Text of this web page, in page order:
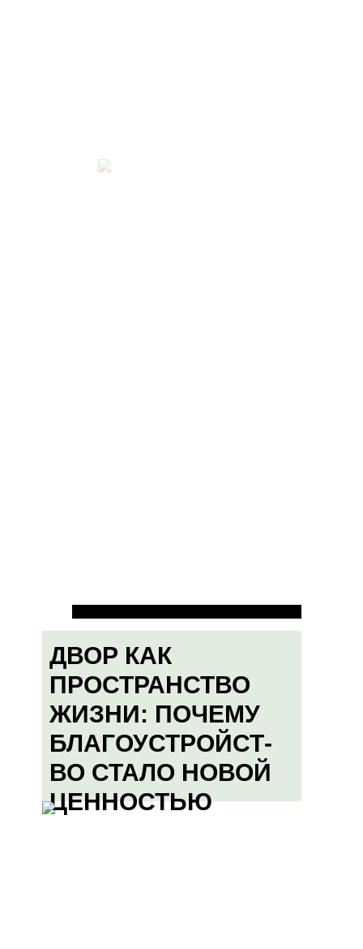
ДВОР КАК
ПРОСТРАНСТВО
ЖИЗНИ: ПОЧЕМУ
БЛАГОУСТРОЙСТ-
ВО СТАЛО НОВОЙ
ЦЕННОСТЬЮ